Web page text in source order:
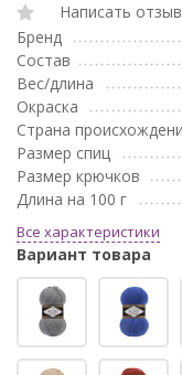
Написать отзыв
Бренд
Состав
Вес/длина
Окраска
Страна
Размер спиц
Размер крючков
Длина на 100 г
Все характеристики
Вариант товара